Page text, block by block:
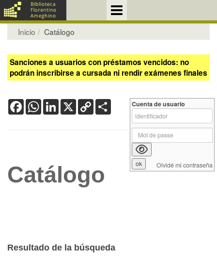
Inicio Catálogo
Sanciones a usuarios con préstamos vencidos: no
podrán inscribirse a cursada ni rendir exámenes finales
FacebookWhatsApp
LinkedIn
X Copy
Link
Catálogo
Resultado de la búsqueda
Cuenta de usuario
Olvidé mi contraseña